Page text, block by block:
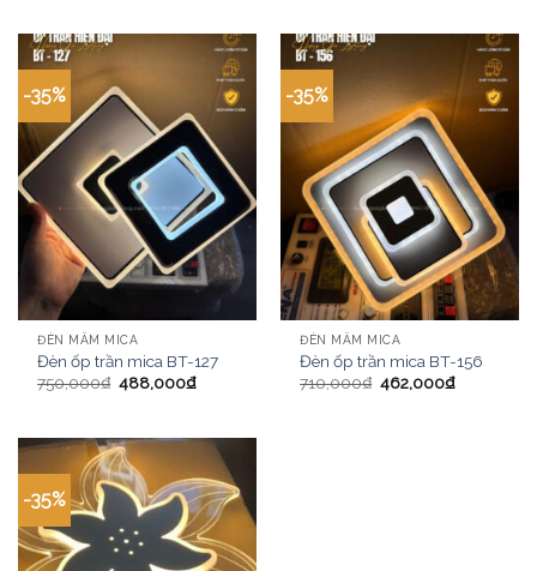
-35%
ĐÈN MÂM MICA
Đèn ốp trần mica BT-127
750,000₫ 488,000₫
-35%
ĐÈN MÂM MICA
Đèn ốp trần mica BT-156
710,000₫ 462,000₫
-35%